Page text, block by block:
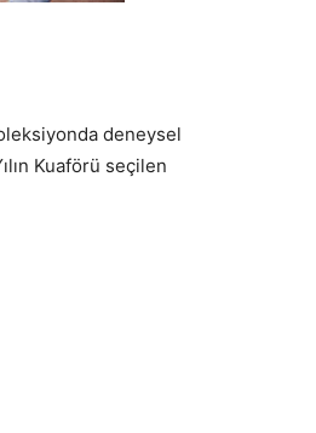
deneysel
Kuaförü seçilen